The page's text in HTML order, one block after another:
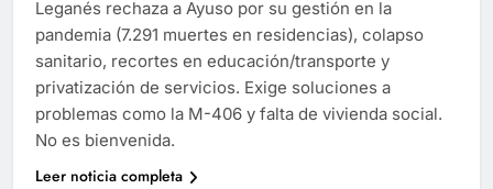
Leganés rechaza a Ayuso por su gestión en la
pandemia (7.291 muertes en residencias), colapso
sanitario, recortes en educación/transporte y
privatización de servicios. Exige soluciones a
problemas como la M-406 y falta de vivienda social.
No es bienvenida.
Leer noticia completa